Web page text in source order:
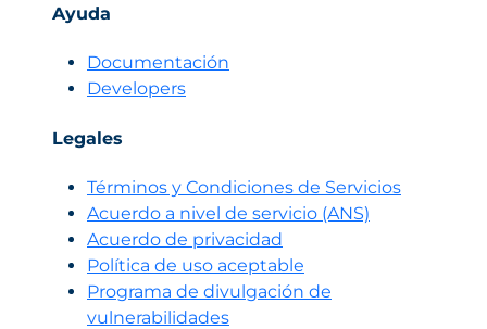
Ayuda
Documentación
Developers
Legales
Términos y Condiciones de Servicios
Acuerdo a nivel de servicio (ANS)
Acuerdo de privacidad
Política de uso aceptable
Programa de divulgación de
vulnerabilidades